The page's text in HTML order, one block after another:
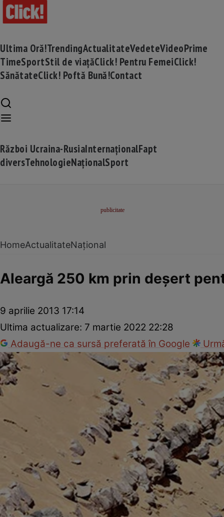
Ultima Oră!TrendingActualitateVedeteVideoPrime
TimeSportStil de viațăClick! Pentru FemeiClick!
SănătateClick! Poftă Bună!Contact
Război Ucraina-RusiaInternaționalFapt
diversTehnologieNaționalSport
HomeActualitateNațional
Aleargă 250 km prin deşert
9 aprilie 2013 17:14
Ultima actualizare: 7 martie 2022 22:28
Adaugă-ne ca sursă preferată în Google